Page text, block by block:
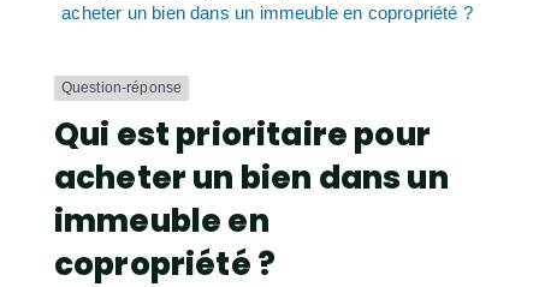
acheter un bien dans un immeuble en copropriété ?
Question-réponse
Qui est prioritaire pour
acheter un bien dans un
immeuble en
copropriété ?